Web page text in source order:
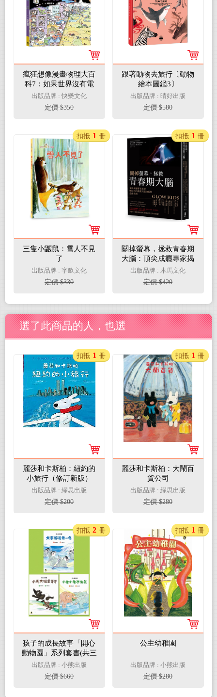
瘋狂想像漫畫物理大百
科7：如果世界沒有電
出版品牌 : 快樂文化
定價 $350
跟著動物去旅行〔動物
繪本圖鑑3〕
出版品牌 : 晴好出版
定價 $580
三隻小鼴鼠：雪人不見
了
出版品牌 : 字畝文化
定價 $330
扣抵 1 冊
關掉螢幕，拯救青春期
大腦：頂尖成癮專家揭
發數位科技破壞大腦功
能的恐怖真相
出版品牌 : 木馬文化
定價 $420
扣抵 1 冊
選了此商品的人，也選
麗莎和卡斯柏：紐約的
小旅行（修訂新版）
出版品牌 : 繆思出版
定價 $200
扣抵 1 冊
麗莎和卡斯柏：大鬧百
貨公司
出版品牌 : 繆思出版
定價 $280
扣抵 1 冊
孩子的成長故事「開心
動物園」系列套書(共三
冊)
出版品牌 : 小熊出版
定價 $660
扣抵 2 冊
公主幼稚園
出版品牌 : 小熊出版
定價 $280
扣抵 1 冊